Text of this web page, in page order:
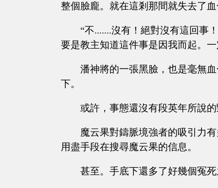
整個臉龐。就在這剎那間就失去了
“不.......沒有！絕對沒有這回事
要是教主知道這件事是因我而起。
潘神將的一張黑臉，也是毫無
下。
或許，事態還沒有段英年所說
魔云果對鑄脈境強者的吸引力
用盡手段在搜尋魔云果的信息。
甚至。手底下還多了好幾個冤